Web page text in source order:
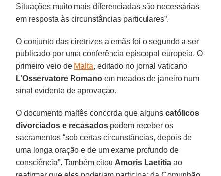
Situações muito mais diferenciadas são necessárias
em resposta às circunstâncias particulares”.
O conjunto das diretrizes alemãs foi o segundo a ser
publicado por uma conferência episcopal europeia. O
primeiro veio de Malta, editado no jornal vaticano
L’Osservatore Romano em meados de janeiro num
sinal evidente de aprovação.
O documento maltês concorda que alguns católicos
divorciados e recasados podem receber os
sacramentos “sob certas circunstâncias, depois de
uma longa oração e de um exame profundo de
consciência”. Também citou Amoris Laetitia ao